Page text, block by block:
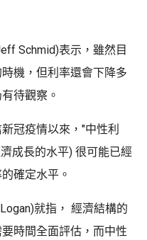
Schmid)表示，雖然目
機，但利率還會下降多
待觀察。
冠疫情以來，"中性利
成長的水平) 很可能已經
確定水平。
就指， 經濟結構的
時間全面評估，而中性